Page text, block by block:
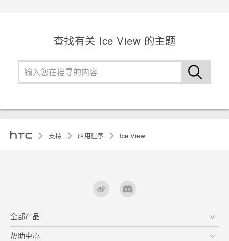
查找有关 Ice View 的主题
支持 应用程序 Ice View
全部产品
区块链智能手机
帮助中心